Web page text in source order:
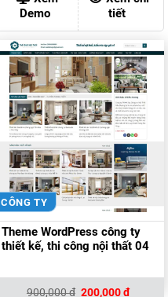
Demo
tiết
CÔNG TY
Theme WordPress công ty
thiết kế, thi công nội thất 04
900,000₫ Giá
200,000₫Giá